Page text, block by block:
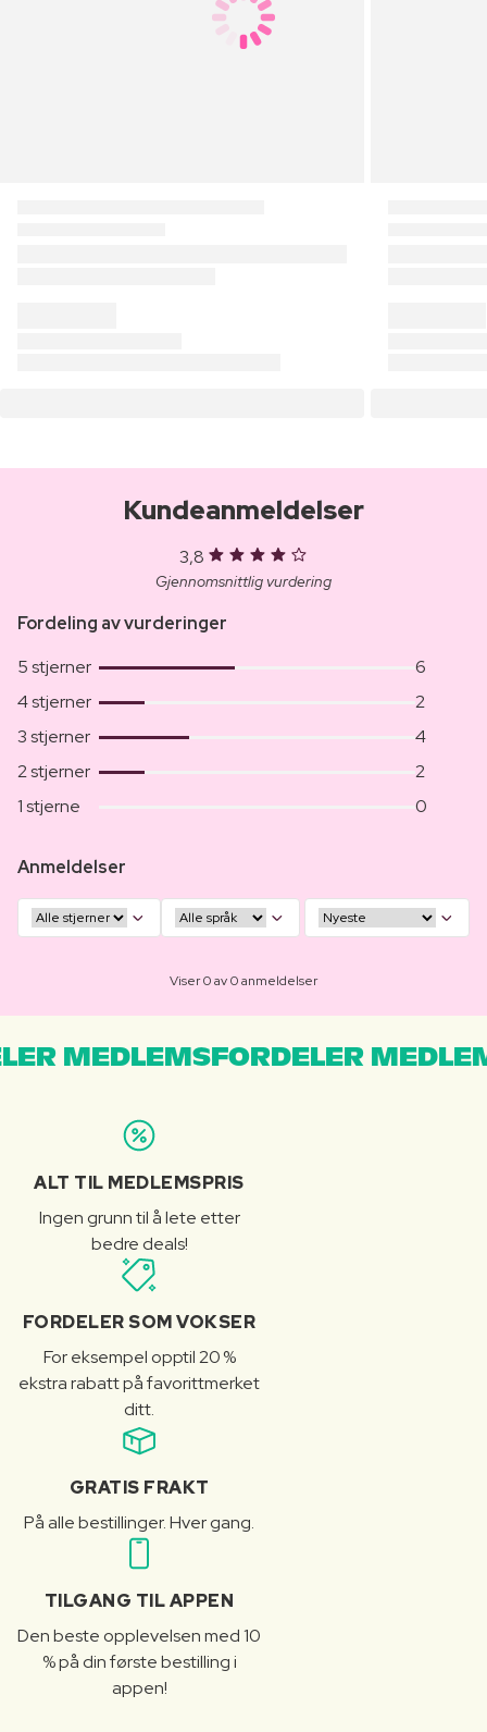
Kundeanmeldelser
3,8
Gjennomsnittlig vurdering
Fordeling av vurderinger
5 stjerner
6
4 stjerner
2
3 stjerner
4
2 stjerner
2
1 stjerne
0
Anmeldelser
Viser 0 av 0 anmeldelser
MEDLEMSFORDELER
ALT TIL MEDLEMSPRIS
Ingen grunn til å lete etter
bedre deals!
FORDELER SOM VOKSER
For eksempel opptil 20 %
ekstra rabatt på favorittmerket
ditt.
GRATIS FRAKT
På alle bestillinger. Hver gang.
TILGANG TIL APPEN
Den beste opplevelsen med 10
% på din første bestilling i
appen!